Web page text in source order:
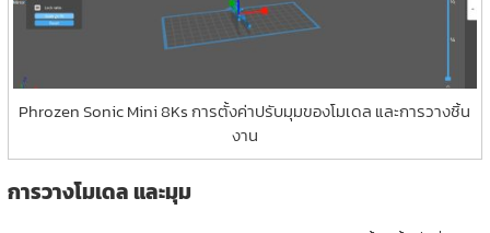
Phrozen Sonic Mini 8Ks การตั้งค่าปรับมุมของโมเดล และการวางชิ้น
งาน
การวางโมเดล และมุม